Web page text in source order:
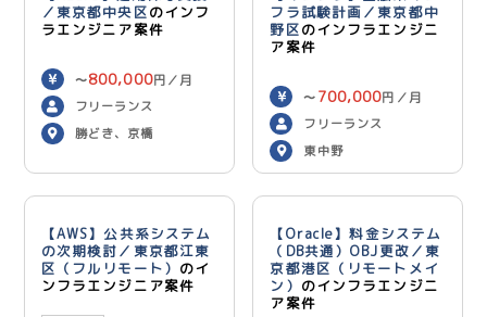
／東京都中央区のインフ
ラエンジニア案件
〜800,000円／月
フリーランス
勝どき、京橋
フラ試験計画／東京都中
野区のインフラエンジニ
ア案件
〜 700,000円／月
フリーランス
東中野
【AWS】公共系システム
の次期検討／東京都江東
区（フルリモート） のイ
ンフラエンジニア案件
【Oracle】料金システム
（DB共通）OBJ更改／東
京都港区（リモートメイ
ン） のインフラエンジニ
ア案件